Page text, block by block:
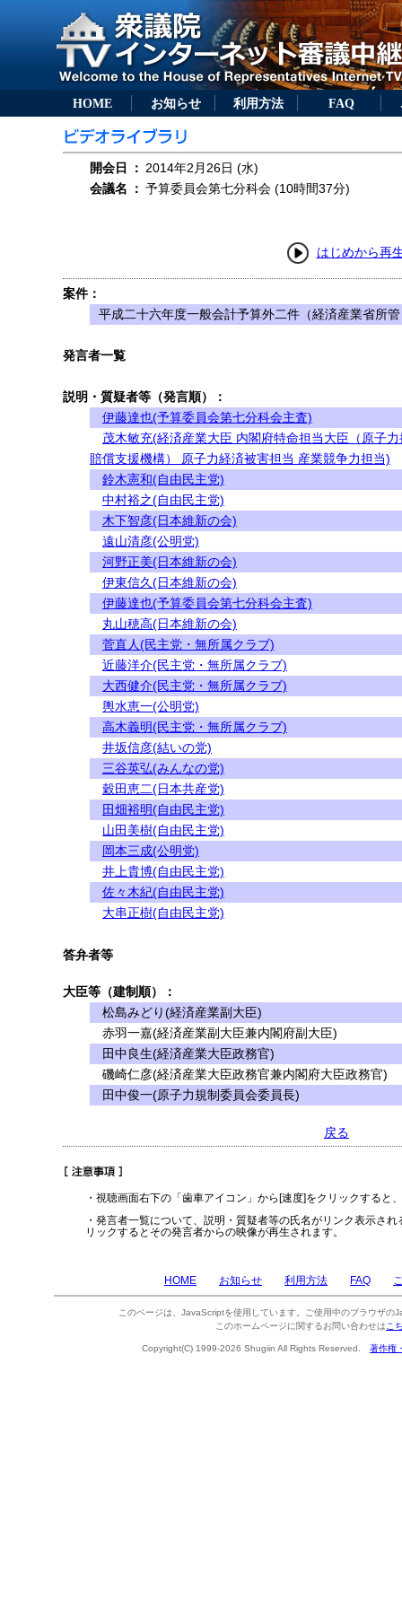
HOME お知らせ 利用方法 FAQ
開会日 ： 2014年2月26日 (水)
会議名
： 予算委員会第七分科会 (10時間37分)
はじめから再
案件：
平成二十六年度一般会計予算外二件（経済産業省所
発言者一覧
説明・質疑者等（発言順）：
伊藤達也(予算委員会第七分科会主査)
茂木敏充(経済産業大臣 内閣府特命担当大臣（原子力
賠償支援機構） 原子力経済被害担当 産業競争力担当)
鈴木憲和(自由民主党)
中村裕之(自由民主党)
木下智彦(日本維新の会)
遠山清彦(公明党)
河野正美(日本維新の会)
伊東信久(日本維新の会)
伊藤達也(予算委員会第七分科会主査)
丸山穂高(日本維新の会)
菅直人(民主党・無所属クラブ)
近藤洋介(民主党・無所属クラブ)
大西健介(民主党・無所属クラブ)
輿水恵一(公明党)
高木義明(民主党・無所属クラブ)
井坂信彦(結いの党)
三谷英弘(みんなの党)
穀田恵二(日本共産党)
田畑裕明(自由民主党)
山田美樹(自由民主党)
岡本三成(公明党)
井上貴博(自由民主党)
佐々木紀(自由民主党)
大串正樹(自由民主党)
答弁者等
大臣等（建制順）：
松島みどり(経済産業副大臣)
赤羽一嘉(経済産業副大臣兼内閣府副大臣)
田中良生(経済産業大臣政務官)
磯崎仁彦(経済産業大臣政務官兼内閣府大臣政務官)
田中俊一(原子力規制委員会委員長)
戻る
・視聴画面右下の「歯車アイコン」から[速度]をクリックすると
・発言者一覧について、説明・質疑者等の氏名がリンク表示さ
リックするとその発言者からの映像が再生されます。
HOME お知らせ 利用方法 FAQ
このページは、JavaScriptを使用しています。ご使用中のブラウザの
このホームページに関するお問い合わせは こ
Copyright(C) 1999-2026 Shugiin All Rights Reserved. 著作権